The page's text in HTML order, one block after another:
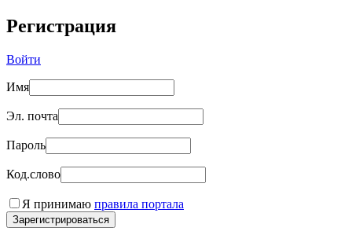
Регистрация
Войти
Имя
Эл. почта
Пароль
Код.слово
Я принимаю правила портала
Зарегистрироваться